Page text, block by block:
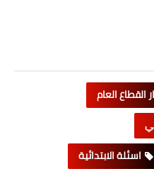
القطاع العام
اسئلة الابتدائية